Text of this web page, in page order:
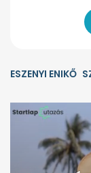
ESZENYI ENIKŐ